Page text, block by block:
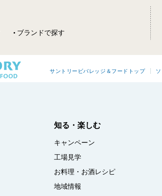
ブランドで探す
サントリービバレッジ＆フードトップ
知る・楽しむ
キャンペーン
工場見学
お料理・お酒レシピ
地域情報